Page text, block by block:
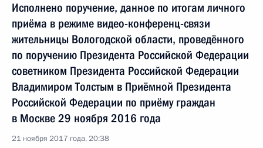
Исполнено поручение, данное по итогам личного
приёма в режиме видео-конференц-связи
жительницы Вологодской области, проведённого
по поручению Президента Российской Федерации
советником Президента Российской Федерации
Владимиром Толстым в Приёмной Президента
Российской Федерации по приёму граждан
в Москве 29 ноября 2016 года
21 ноября 2017 года, 20:38